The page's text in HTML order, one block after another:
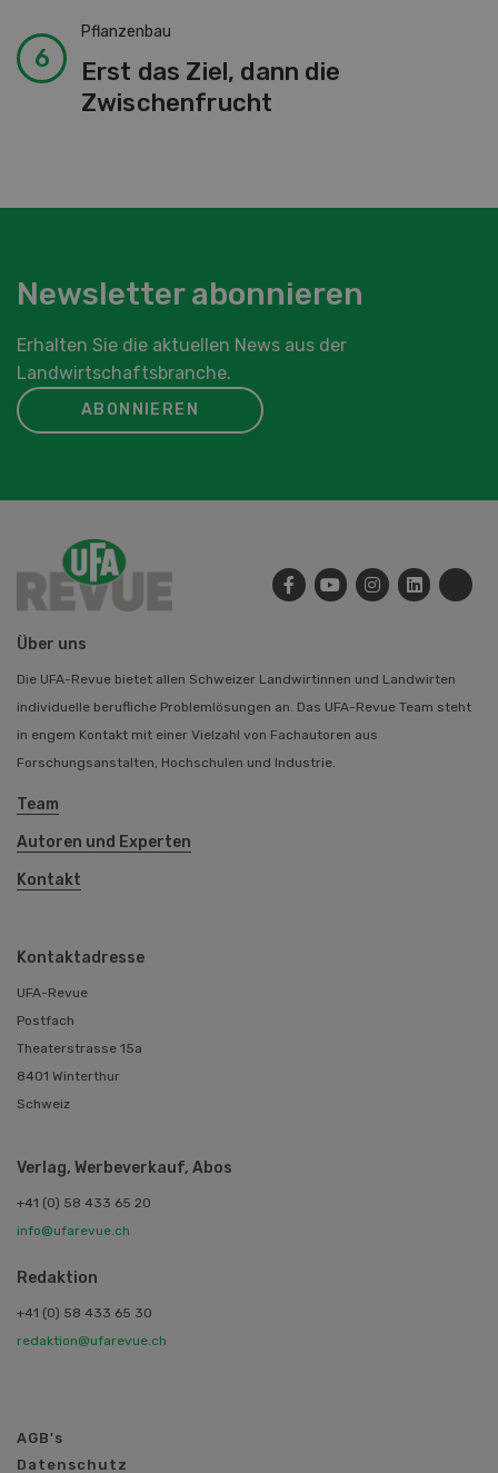
Pflanzenbau
Erst das Ziel, dann die
Zwischenfrucht
Newsletter abonnieren
Erhalten Sie die aktuellen News aus der
Landwirtschaftsbranche.
ABONNIEREN
Über uns
Die UFA-Revue bietet allen Schweizer Landwirtinnen und Landwirten
individuelle berufliche Problemlösungen an. Das UFA-Revue Team steht
in engem Kontakt mit einer Vielzahl von Fachautoren aus
Forschungsanstalten, Hochschulen und Industrie.
Team
Autoren und Experten
Kontakt
Kontaktadresse
UFA-Revue
Postfach
Theaterstrasse 15a
8401 Winterthur
Schweiz
Verlag, Werbeverkauf, Abos
+41 (0) 58 433 65 20
info@ufarevue.ch
Redaktion
+41 (0) 58 433 65 30
redaktion@ufarevue.ch
AGB's
Datenschutz